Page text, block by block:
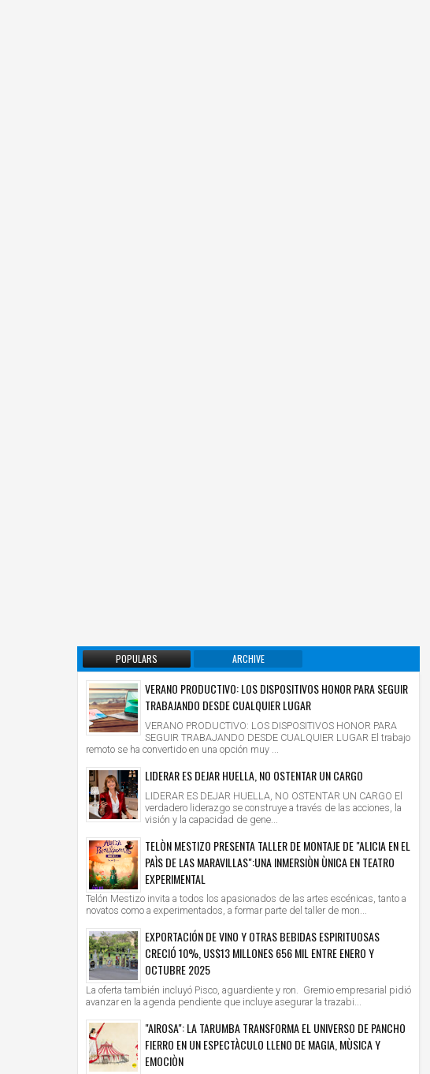
POPULARS ARCHIVE
VERANO PRODUCTIVO: LOS DISPOSITIVOS HONOR PARA SEGUIR
TRABAJANDO DESDE CUALQUIER LUGAR
VERANO PRODUCTIVO: LOS DISPOSITIVOS HONOR PARA
SEGUIR TRABAJANDO DESDE CUALQUIER LUGAR El trabajo
remoto se ha convertido en una opción muy ...
LIDERAR ES DEJAR HUELLA, NO OSTENTAR UN CARGO
LIDERAR ES DEJAR HUELLA, NO OSTENTAR UN CARGO El
verdadero liderazgo se construye a través de las acciones, la
visión y la capacidad de gene...
TELÒN MESTIZO PRESENTA TALLER DE MONTAJE DE "ALICIA EN EL
PAÌS DE LAS MARAVILLAS":UNA INMERSIÒN ÙNICA EN TEATRO
EXPERIMENTAL
Telón Mestizo invita a todos los apasionados de las artes escénicas, tanto a
novatos como a experimentados, a formar parte del taller de mon...
EXPORTACIÓN DE VINO Y OTRAS BEBIDAS ESPIRITUOSAS
CRECIÓ 10%, US$13 MILLONES 656 MIL ENTRE ENERO Y
OCTUBRE 2025
La oferta también incluyó Pisco, aguardiente y ron. Gremio empresarial pidió
avanzar en la agenda pendiente que incluye asegurar la trazabi...
"AIROSA": LA TARUMBA TRANSFORMA EL UNIVERSO DE PANCHO
FIERRO EN UN ESPECTÀCULO LLENO DE MAGIA, MÙSICA Y
EMOCIÒN